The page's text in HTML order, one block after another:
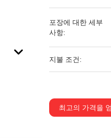
포장에 대한 세부
사항:
지불 조건:
최고의 가격을